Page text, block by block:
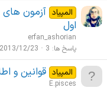
المپیاد آزمون های
اول
erfan_ashorian
پاسخ ها 3
2013/12/23
المپیاد قوانين و
E.pisces